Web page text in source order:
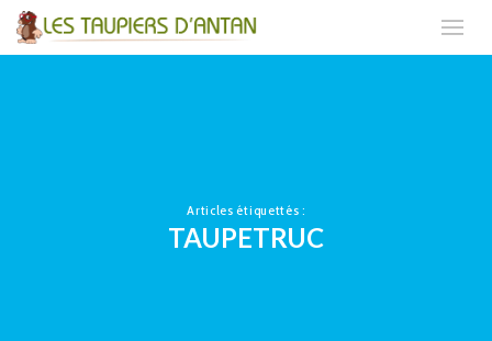
Articles étiquettés :
TAUPETRUC